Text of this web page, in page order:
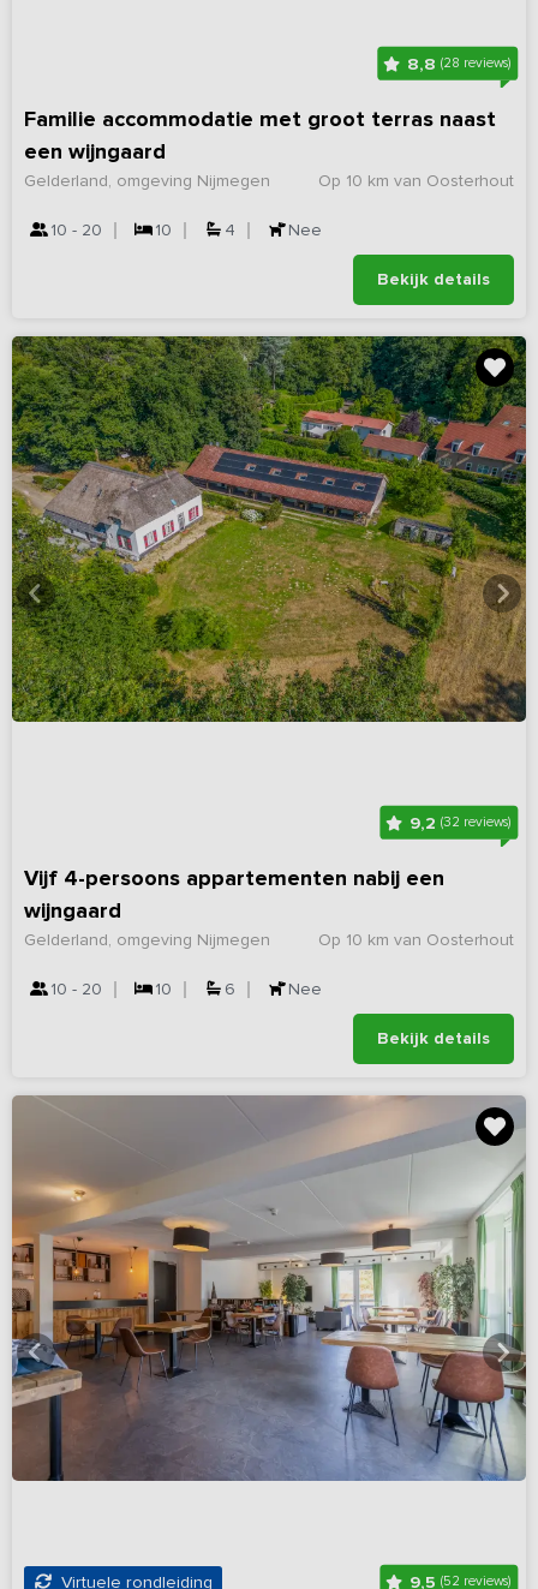
8,8 (28 reviews)
Familie accommodatie met groot terras naast
een wijngaard
Op 10 km van Oosterhout
Gelderland, omgeving Nijmegen
10 - 20 10 4 Nee
Bekijk details
9,2 (32 reviews)
Vijf 4-persoons appartementen nabij een
wijngaard
Op 10 km van Oosterhout
Gelderland, omgeving Nijmegen
10 - 20 10 6 Nee
Bekijk details
Virtuele rondleiding 9,5 (52 reviews)